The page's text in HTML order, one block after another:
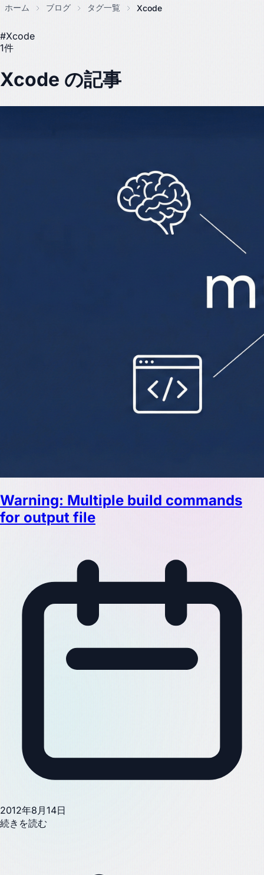
ホーム ブログ タグ一覧 Xcode
#Xcode
1件
Xcode の記事
Warning: Multiple build commands
for output file
2012年8月14日
続きを読む